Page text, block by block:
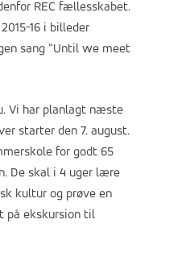
REC fællesskabet.
16 i billeder
sang “Until we meet
Vi har planlagt næste
starter den 7. august.
for godt 65
De skal i 4 uger lære
kultur og prøve en
på ekskursion til